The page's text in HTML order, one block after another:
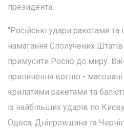
президента.
"Російські удари ракетами
намагання Сполучених Штатів
примусити Росію до миру.
припинення вогню -
крилатими ракетами та
із найбільших ударів по
Одеса, Дніпровщина та